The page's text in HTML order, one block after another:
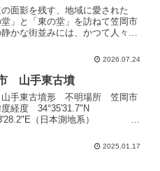
の面影を残す、地域に愛された
堂」と「東の堂」を訪ねて笠岡市
かな街並みには、かつて人々が
も息づいています。その象徴とも
きた**「西の堂」...
2026.07.24
山手東古墳
手東古墳形 不明場所 笠岡市
度経度 34°35'31.7"N
（日本測地系）
して向かうべし！こちらの古墳は
2025.01.17